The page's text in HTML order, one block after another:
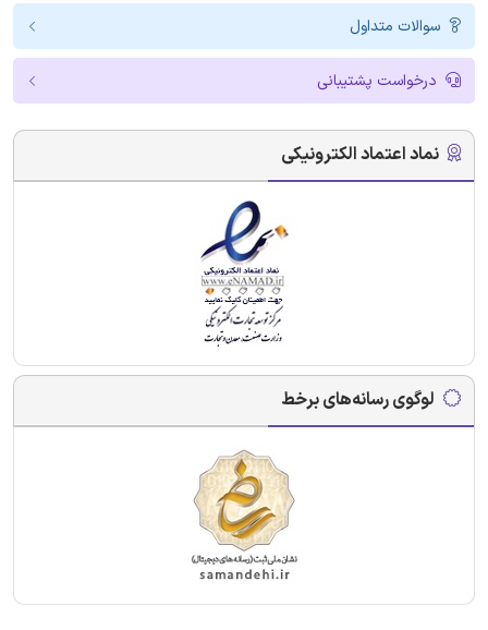
سوالات متداول
درخواست پشتیبانی
نماد اعتماد الکترونیکی
لوگوی رسانه‌های برخط